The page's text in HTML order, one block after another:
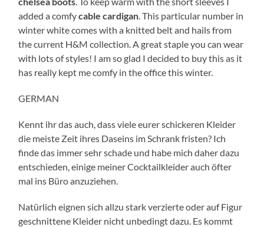
added a comfycable cardigan. This particular number in
winter white comes with a knitted belt and hails from
the current H&M collection. A great staple you can wear
with lots of styles! I am so glad I decided to buy this as it
has really kept me comfy in the office this winter.
GERMAN
Kennt ihr das auch, dass viele eurer schickeren Kleider
die meiste Zeit ihres Daseins im Schrank fristen? Ich
finde das immer sehr schade und habe mich daher dazu
entschieden, einige meiner Cocktailkleider auch öfter
mal ins Büro anzuziehen.
Natürlich eignen sich allzu stark verzierte oder auf Figur
geschnittene Kleider nicht unbedingt dazu. Es kommt